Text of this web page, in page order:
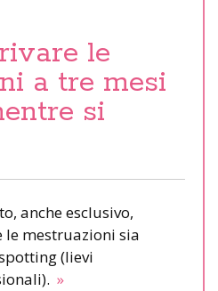
le
a tre mesi
si
anche esclusivo,
le mestruazioni sia
(lievi
»